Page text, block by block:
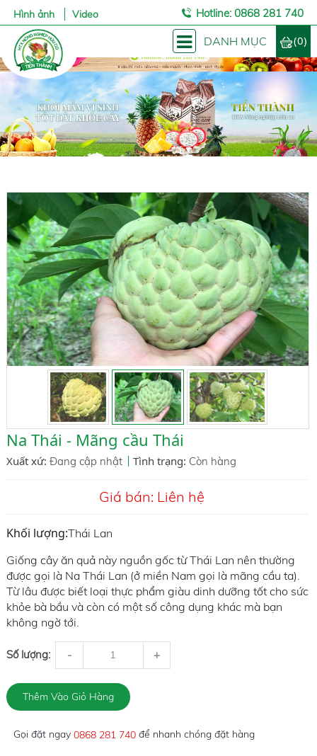
Hình ảnh Video Hotline: 0868 281 740
(0)
DANH MỤC
Na Thái - Mãng cầu Thái
Xuất xứ: Đang cập nhật Tình trạng: Còn hàng
Giá bán: Liên hệ
Khối lượng:Thái Lan
Giống cây ăn quả này nguồn gốc từ Thái Lan nên thường
được gọi là Na Thái Lan (ở miền Nam gọi là mãng cầu ta).
Từ lâu được biết loại thực phẩm giàu dinh dưỡng tốt cho sức
khỏe bà bầu và còn có một số công dụng khác mà bạn
không ngờ tới.
Số lượng: - +
Gọi đặt ngay 0868 281 740để nhanh chóng đặt hàng